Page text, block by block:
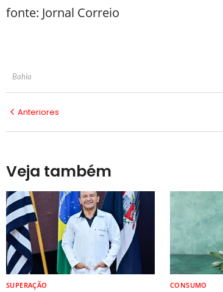
fonte: Jornal Correio
Bahia
Anteriores
Veja também
SUPERAÇÃO CONSUMO